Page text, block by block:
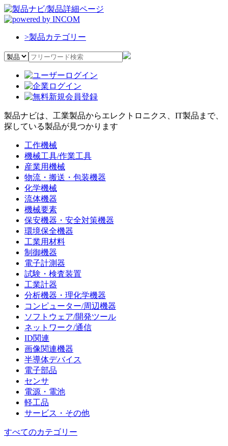
>製品カテゴリー
製品ナビは、工業製品からエレクトロニクス、IT製品まで、
探している製品が見つかります
工作機械
機械工具/作業工具
産業用機械
物流・搬送・包装機器
化学機械
流体機器
機械要素
保安機器・安全対策機器
環境保全機器
工業用材料
制御機器
電子計測器
試験・検査装置
工業計器
分析機器・理化学機器
コンピューター/周辺機器
ソフトウェア/開発ツール
ネットワーク/通信
ID関連
画像関連機器
半導体デバイス
電子部品
センサ
電源・電池
軽工品
サービス・その他
すべてのカテゴリー